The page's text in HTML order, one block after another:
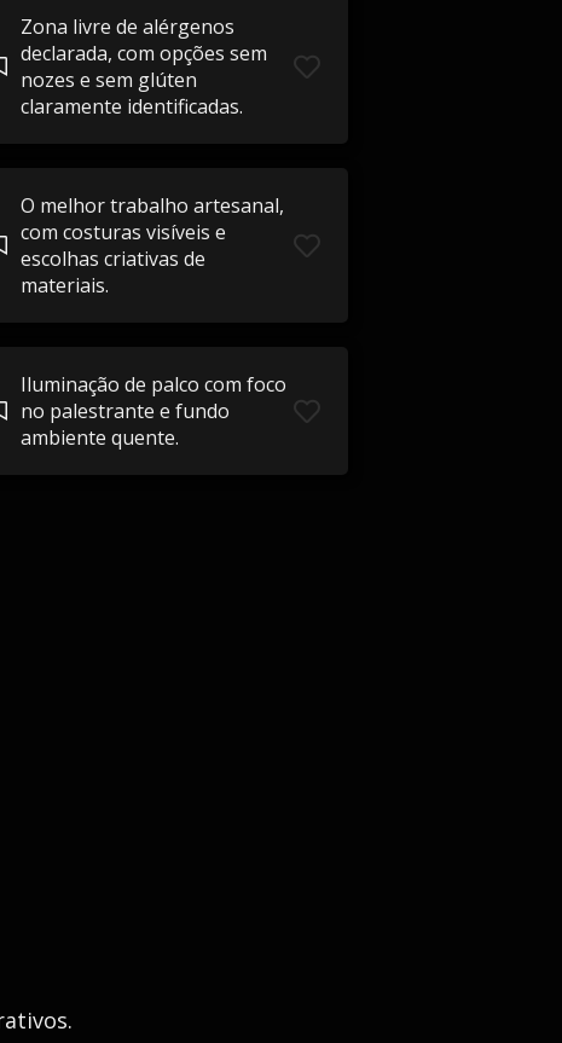
Zona livre de alérgenos
declarada, com opções sem
nozes e sem glúten
claramente identificadas.
O melhor trabalho artesanal,
com costuras visíveis e
escolhas criativas de
materiais.
Iluminação de palco com foco
no palestrante e fundo
ambiente quente.